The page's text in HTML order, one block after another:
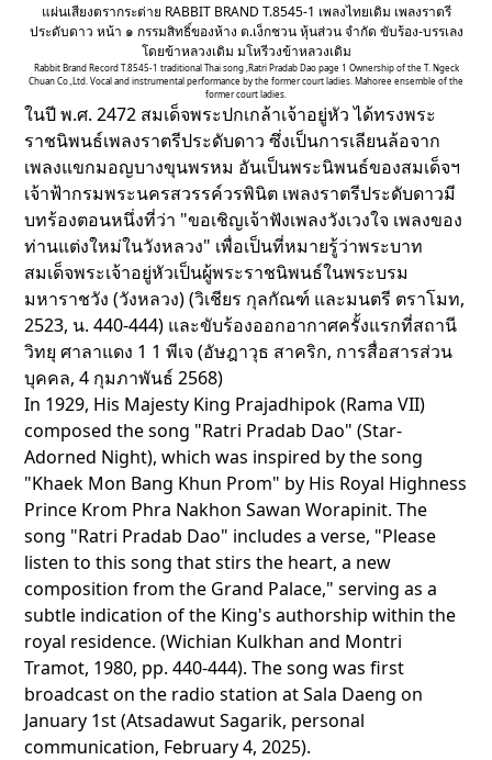
แผ่นเสียงตรากระต่าย RABBIT BRAND T.8545-1 เพลงไทยเดิม เพลงราตรี
ประดับดาว หน้า ๑ กรรมสิทธิ์ของห้าง ต.เง็กชวน หุ้นส่วน จำกัด ขับร้อง-บรรเลง
โดยข้าหลวงเดิม มโหรีวงข้าหลวงเดิม
Rabbit Brand Record T.8545-1 traditional Thai song ,Ratri Pradab Dao page 1 Ownership of the T. Ngeck
Chuan Co.,Ltd. Vocal and instrumental performance by the former court ladies. Mahoree ensemble of the
former court ladies.
ในปี พ.ศ. 2472 สมเด็จพระปกเกล้าเจ้าอยู่หัว ได้ทรงพระ
ราชนิพนธ์เพลงราตรีประดับดาว ซึ่งเป็นการเลียนล้อจาก
เพลงแขกมอญบางขุนพรหม อันเป็นพระนิพนธ์ของสมเด็จฯ
เจ้าฟ้ากรมพระนครสวรรค์วรพินิต เพลงราตรีประดับดาวมี
บทร้องตอนหนึ่งที่ว่า "ขอเชิญเจ้าฟังเพลงวังเวงใจ เพลงของ
ท่านแต่งใหม่ในวังหลวง" เพื่อเป็นที่หมายรู้ว่าพระบาท
สมเด็จพระเจ้าอยู่หัวเป็นผู้พระราชนิพนธ์ในพระบรม
มหาราชวัง (วังหลวง) (วิเชียร กุลกัณฑ์ และมนตรี ตราโมท,
2523, น. 440-444) และขับร้องออกอากาศครั้งแรกที่สถานี
วิทยุ ศาลาแดง 1 1 พีเจ (อัษฎาวุธ สาคริก, การสื่อสารส่วน
บุคคล, 4 กุมภาพันธ์ 2568)
In 1929, His Majesty King Prajadhipok (Rama VII)
composed the song "Ratri Pradab Dao" (Star-
Adorned Night), which was inspired by the song
"Khaek Mon Bang Khun Prom" by His Royal Highness
Prince Krom Phra Nakhon Sawan Worapinit. The
song "Ratri Pradab Dao" includes a verse, "Please
listen to this song that stirs the heart, a new
composition from the Grand Palace," serving as a
subtle indication of the King's authorship within the
royal residence. (Wichian Kulkhan and Montri
Tramot, 1980, pp. 440-444). The song was first
broadcast on the radio station at Sala Daeng on
January 1st (Atsadawut Sagarik, personal
communication, February 4, 2025).